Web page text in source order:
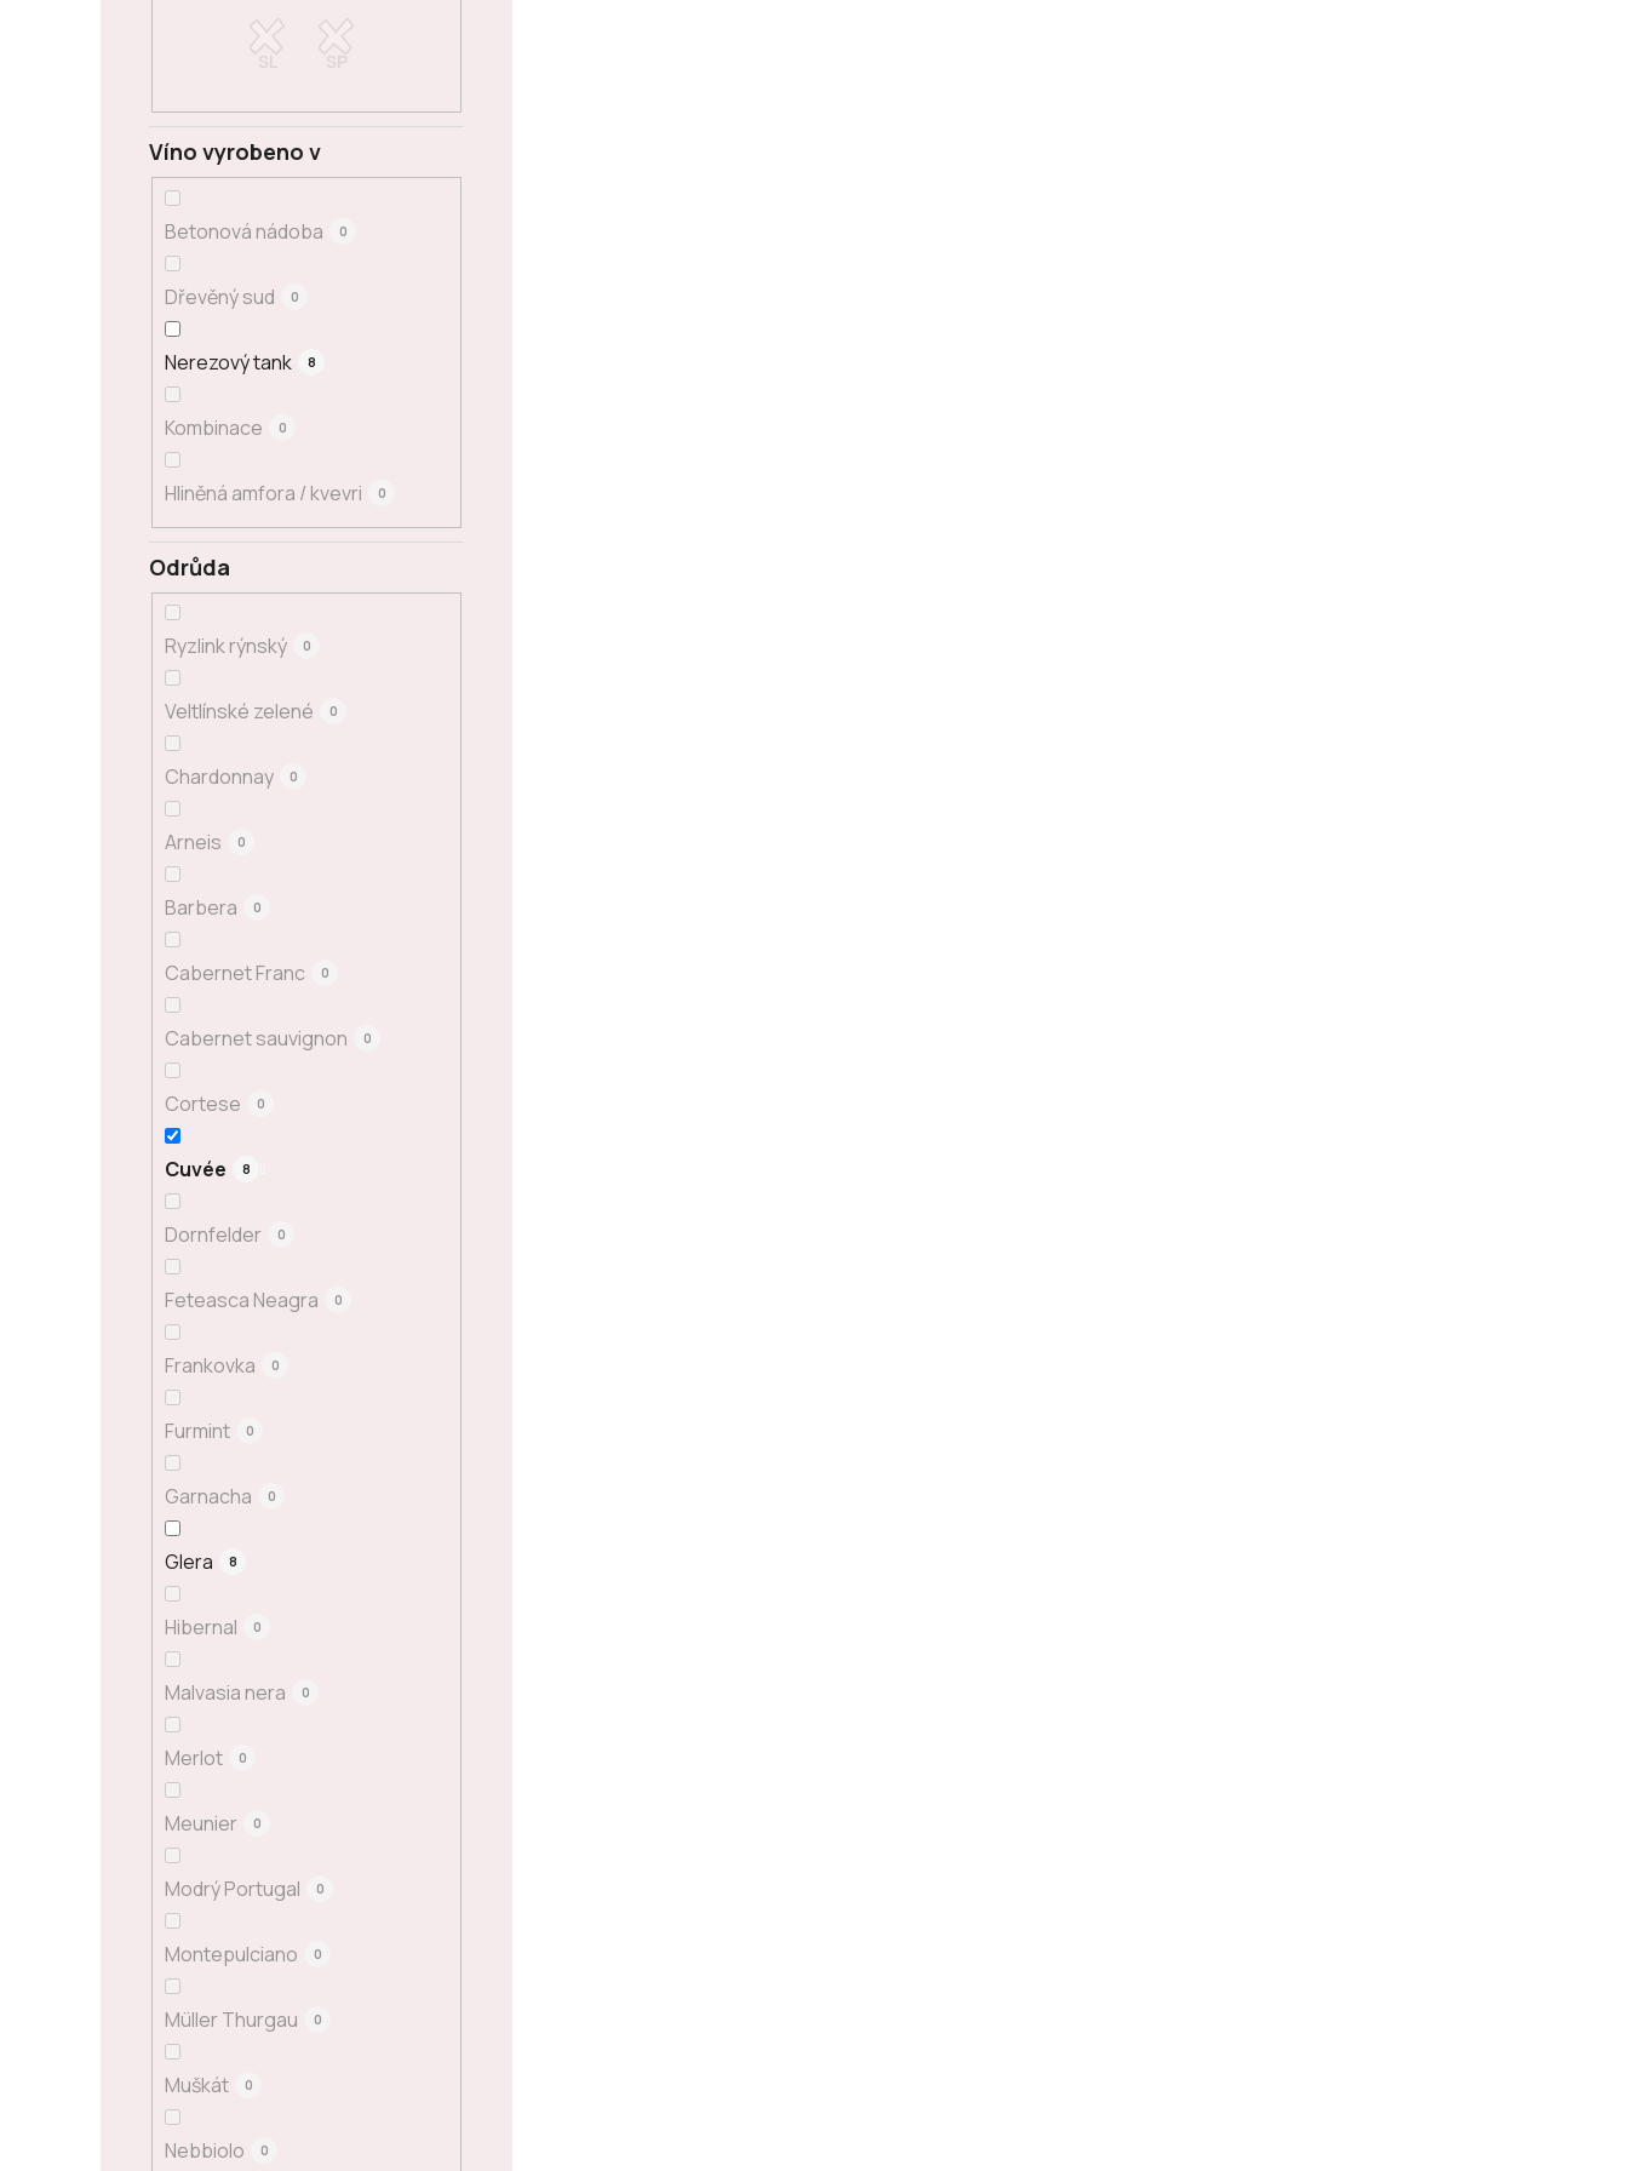
Odrůda
Ryzlink rýnský 0
Veltlínské zelené 0
Chardonnay 0
Arneis 0
Barbera 0
Cabernet Franc 0
Cabernet sauvignon 0
Cortese 0
Cuvée 8
Dornfelder 0
Feteasca Neagra 0
Frankovka 0
Furmint 0
Garnacha 0
Glera 8
Hibernal 0
Malvasia nera 0
Merlot 0
Meunier 0
Modrý Portugal 0
Montepulciano 0
Müller Thurgau 0
Muškát 0
Nebbiolo 0
Víno vyrobeno v
Betonová nádoba 0
Dřevěný sud 0
Nerezový tank 8
Kombinace 0
Hliněná amfora / kvevri 0